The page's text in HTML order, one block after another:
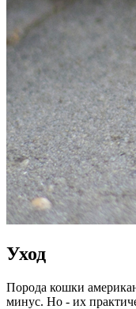
Уход
Порода кошки
минус. Но - их